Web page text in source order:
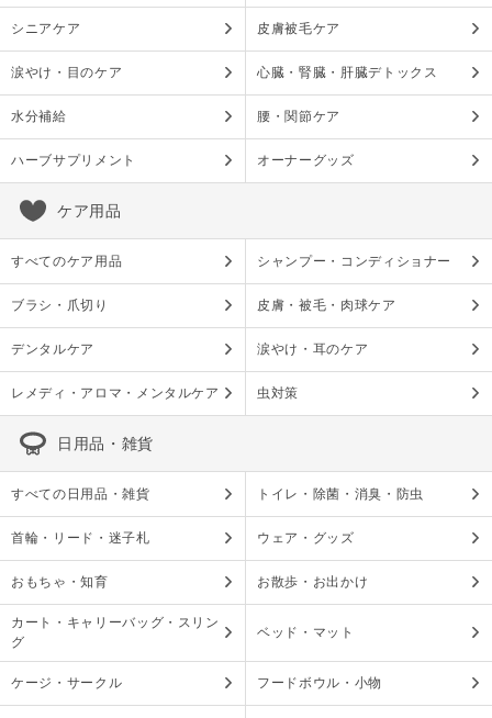
シニアケア 皮膚被毛ケア
涙やけ・目のケア 心臓・腎臓・肝臓デトックス
水分補給 腰・関節ケア
ハーブサプリメント オーナーグッズ
ケア用品
すべてのケア用品 シャンプー・コンディショナー
ブラシ・爪切り 皮膚・被毛・肉球ケア
デンタルケア 涙やけ・耳のケア
レメディ・アロマ・メンタルケア 虫対策
日用品・雑貨
すべての日用品・雑貨 トイレ・除菌・消臭・防虫
首輪・リード・迷子札 ウェア・グッズ
おもちゃ・知育 お散歩・お出かけ
カート・キャリーバッグ・スリン
グ
ベッド・マット
ケージ・サークル フードボウル・小物